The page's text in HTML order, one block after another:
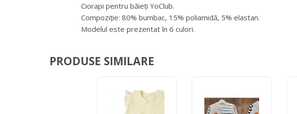
Ciorapi pentru băieți YoClub.
Compoziție: 80% bumbac, 15% poliamidă, 5% elastan.
Modelul este prezentat în 6 culori.
PRODUSE SIMILARE